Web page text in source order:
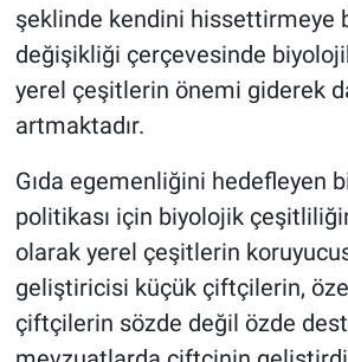
şeklinde kendini hissettirmeye
değişikliği çerçevesinde
yerel çeşitlerin önemi giderek
artmaktadır.
Gıda egemenliğini hedefleyen
politikası için biyolojik
olarak yerel çeşitlerin
geliştiricisi küçük çiftçilerin,
çiftçilerin sözde değil özde